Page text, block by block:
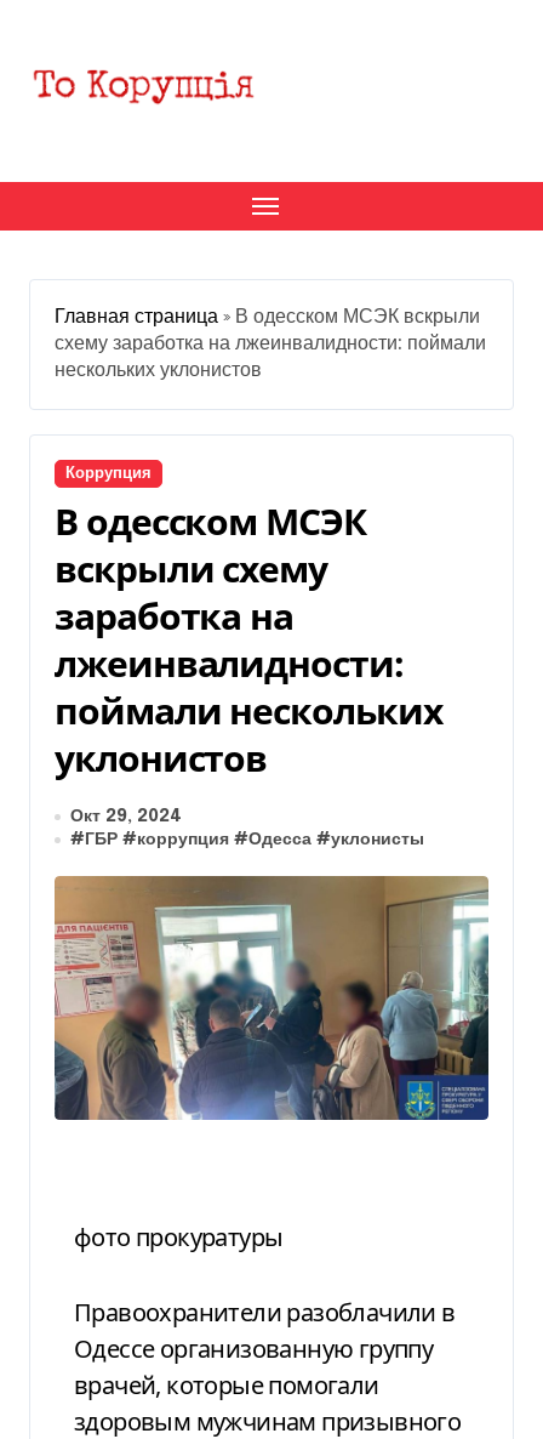
содержанию
Главная страница » В одесском МСЭК вскрыли
схему заработка на лжеинвалидности: поймали
нескольких уклонистов
Коррупция
В одесском МСЭК
вскрыли схему
заработка на
лжеинвалидности:
поймали нескольких
уклонистов
Окт 29, 2024
# ГБР #коррупция #Одесса #уклонисты
фото прокуратуры
Правоохранители разоблачили в
Одессе организованную группу
врачей, которые помогали
здоровым мужчинам призывного